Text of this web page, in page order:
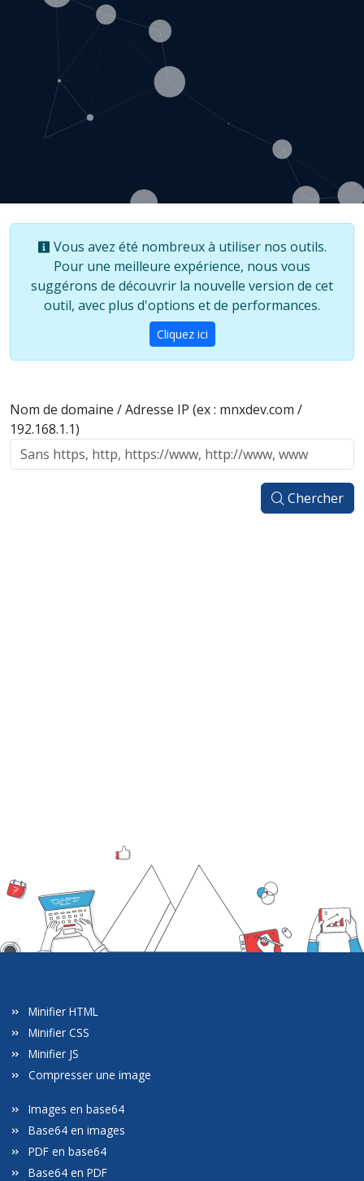
Vous avez été nombreux à utiliser nos outils.
Pour une meilleure expérience, nous vous
suggérons de découvrir la nouvelle version de cet
outil, avec plus d'options et de performances.
Cliquez ici
Nom de domaine / Adresse IP (ex : mnxdev.com /
192.168.1.1)
Chercher
Minifier HTML
Minifier CSS
Minifier JS
Compresser une image
Images en base64
Base64 en images
PDF en base64
Base64 en PDF